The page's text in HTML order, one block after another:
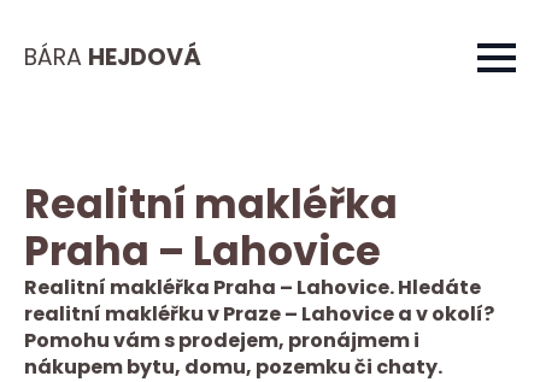
BÁRA HEJDOVÁ
Realitní makléřka
Praha – Lahovice
Realitní makléřka Praha – Lahovice. Hledáte
realitní makléřku v Praze – Lahovice a v okolí?
Pomohu vám s prodejem, pronájmem i
nákupem bytu, domu, pozemku či chaty.